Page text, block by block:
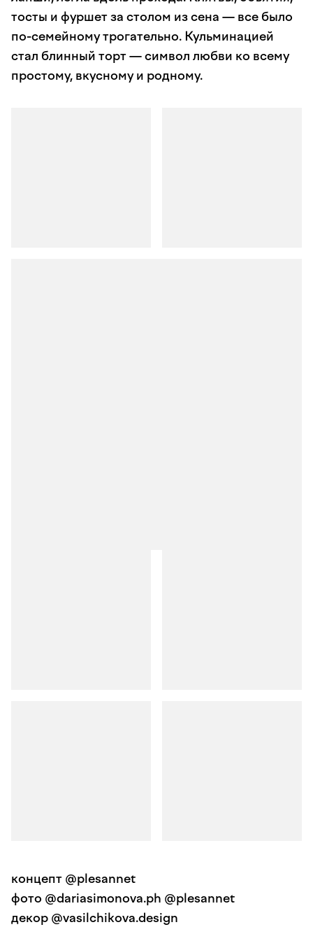
тосты и фуршет за столом из сена — все было
по-семейному трогательно. Кульминацией
стал блинный торт — символ любви ко всему
простому, вкусному и родному.
концепт @plesannet
фото @dariasimonova.ph @plesannet
декор @vasilchikova.design